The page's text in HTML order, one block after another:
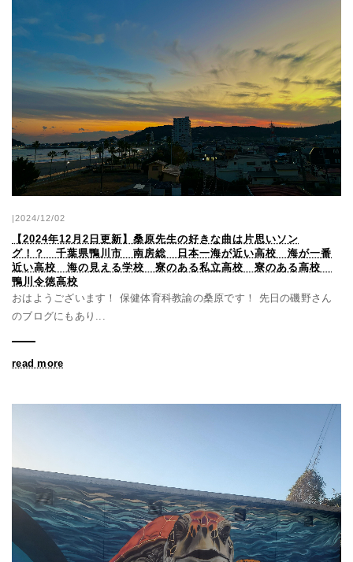
|2024/12/02
【2024年12月2日更新】桑原先生の好きな曲は片思いソン
グ！？ 千葉県鴨川市 南房総 日本一海が近い高校 海が一番
近い高校 海の見える学校 寮のある私立高校 寮のある高校
鴨川令徳高校
おはようございます！ 保健体育科教諭の桑原です！ 先日の磯野さん
のブログにもあり...
read more